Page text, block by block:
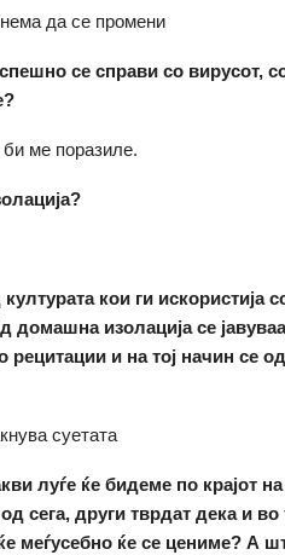
да се промени
се справи со вирусот,
ме поразиле.
кои ги искористија
домашна изолација се
и на тој начин се
суетата
луѓе ќе бидеме по крајот
сега, други тврдат дека и во
меѓусебно ќе се цениме? А